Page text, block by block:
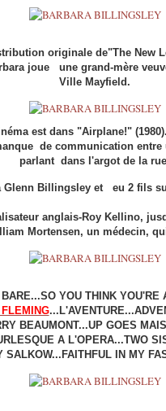
originale de"The New
joue une grand-mère
Ville Mayfield.
est dans "Airplane!"
de communication
parlant dans l'argot de la
Glenn Billingsley et eu 2 fils
anglais-Roy Kellino,
Mortensen, un médecin,
BARE...SO YOU THINK YOU'RE
BEAUMONT...UP GOES
A L'OPERA...TWO
SALKOW...FAITHFUL IN MY